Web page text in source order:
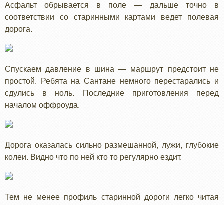
Асфальт обрывается в поле — дальше точно в
соответствии со старинными картами ведет полевая
дорога.
Спускаем давление в шина — маршрут предстоит не
простой. Ребята на Сантане немного перестарались и
сдулись в ноль. Последние приготовления перед
началом оффроуда.
Дорога оказалась сильно размешанной, лужи, глубокие
колеи. Видно что по ней кто то регулярно ездит.
Тем не менее профиль старинной дороги легко читая